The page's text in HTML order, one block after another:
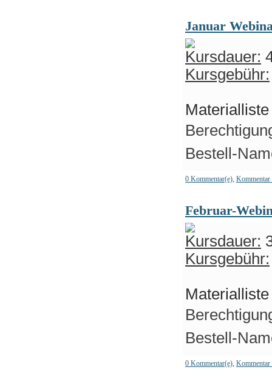
Januar
Kursdauer:
Kursgebühr:
Bestell-
0 Kommentar(e), Kommentar
Februar-
Kursdauer:
Kursgebühr:
Bestell-
0 Kommentar(e), Kommentar